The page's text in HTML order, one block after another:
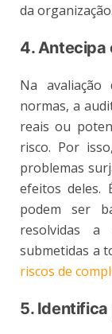
da organização.
4. Antecipa
Na
normas, a
reais ou
risco. Por
problemas
efeitos deles.
podem ser
resolvidas
submetidas a
riscos de
5. Identifica